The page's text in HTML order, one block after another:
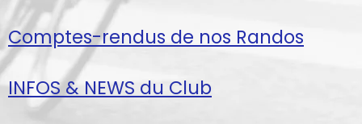
Comptes-rendus de nos Randos
INFOS & NEWS du Club